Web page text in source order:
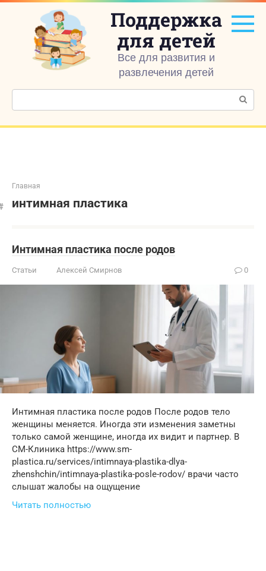
Перейти
контенту
Поддержка
для детей
Все для развития и
развлечения детей
Поиск:
Главная
интимная пластика
Интимная пластика после родов
Статьи Алексей Смирнов 0
Интимная пластика после родов После родов тело
женщины меняется. Иногда эти изменения заметны
только самой женщине, иногда их видит и партнер. В
СМ-Клиника https://www.sm-
plastica.ru/services/intimnaya-plastika-dlya-
zhenshchin/intimnaya-plastika-posle-rodov/ врачи часто
слышат жалобы на ощущение
Читать полностью